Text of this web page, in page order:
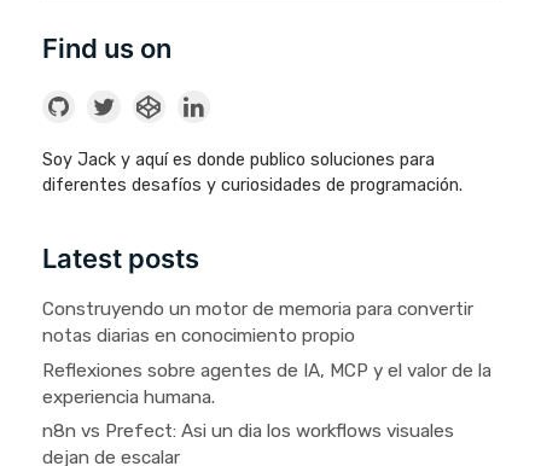
Find us on
Soy Jack y aquí es donde publico soluciones para
diferentes desafíos y curiosidades de programación.
Latest posts
Construyendo un motor de memoria para convertir
notas diarias en conocimiento propio
Reflexiones sobre agentes de IA, MCP y el valor de la
experiencia humana.
n8n vs Prefect: Asi un dia los workflows visuales
dejan de escalar